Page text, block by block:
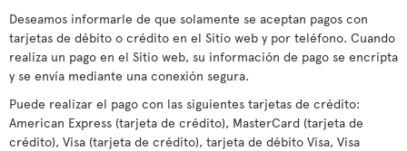
Deseamos informarle de que solamente se aceptan pagos con
tarjetas de débito o crédito en el Sitio web y por teléfono. Cuando
realiza un pago en el Sitio web, su información de pago se encripta
y se envía mediante una conexión segura.
Puede realizar el pago con las siguientes tarjetas de crédito:
American Express (tarjeta de crédito), MasterCard (tarjeta de
crédito), Visa (tarjeta de crédito), tarjeta de débito Visa, Visa